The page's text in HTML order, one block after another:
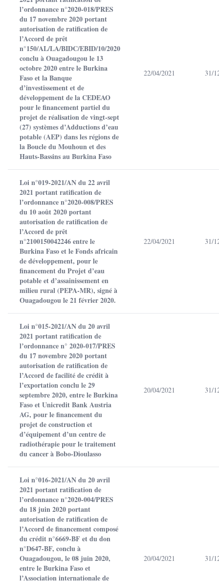
l’ordonnance n°2020-018/PRES
du 17 novembre 2020 portant
autorisation de ratification de
l’Accord de prêt
n°150/AL/LA/BIDC/EBID/10/2020
conclu à Ouagadougou le 13
octobre 2020 entre le Burkina
Faso et la Banque
d’investissement et de
développement de la CEDEAO
pour le financement partiel du
projet de réalisation de vingt-sept
(27) systèmes d’Adductions d’eau
potable (AEP) dans les régions de
la Boucle du Mouhoun et des
Hauts-Bassins au Burkina Faso
22/04/2021 31/
Loi n°019-2021/AN du 22 avril
2021 portant ratification de
l’ordonnance n°2020-008/PRES
du 10 août 2020 portant
autorisation de ratification de
l’Accord de prêt
n°2100150042246 entre le
Burkina Faso et le Fonds africain
de développement, pour le
financement du Projet d’eau
potable et d’assainissement en
milieu rural (PEPA-MR), signé à
Ouagadougou le 21 février 2020.
22/04/2021 31/
Loi n°015-2021/AN du 20 avril
2021 portant ratification de
l’ordonnance n° 2020-017/PRES
du 17 novembre 2020 portant
autorisation de ratification de
l’Accord de facilité de crédit à
l’exportation conclu le 29
septembre 2020, entre le Burkina
Faso et Unicredit Bank Austria
AG, pour le financement du
projet de construction et
d’équipement d’un centre de
radiothérapie pour le traitement
du cancer à Bobo-Dioulasso
20/04/2021 31/
Loi n°016-2021/AN du 20 avril
2021 portant ratification de
l’ordonnance n°2020-004/PRES
du 18 juin 2020 portant
autorisation de ratification de
l’Accord de financement composé
du crédit n°6669-BF et du don
n°D647-BF, conclu à
Ouagadougou, le 08 juin 2020,
entre le Burkina Faso et
l’Association internationale de
20/04/2021 31/